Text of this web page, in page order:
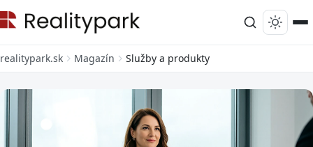
realitypark.sk Magazín Služby a produkty